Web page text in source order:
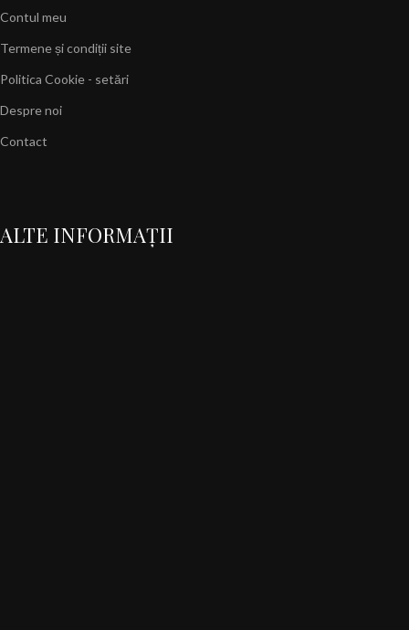
Contul meu
Termene și condiții site
Politica Cookie - setări
Despre noi
Contact
ALTE INFORMAȚII